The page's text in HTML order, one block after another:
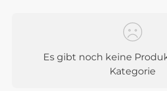
Es gibt noch keine
Kategorie